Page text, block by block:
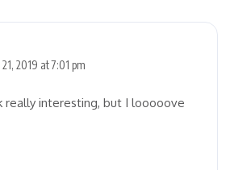
21, 2019 at 7:01 pm
really interesting, but I looooove